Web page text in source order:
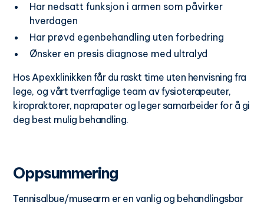
Har nedsatt funksjon i armen som påvirker
hverdagen
Har prøvd egenbehandling uten forbedring
Ønsker en presis diagnose med ultralyd
Hos Apexklinikken får du raskt time uten henvisning fra
lege, og vårt tverrfaglige team av fysioterapeuter,
kiropraktorer, naprapater og leger samarbeider for å gi
deg best mulig behandling.
Oppsummering
Tennisalbue/musearm er en vanlig og behandlingsbar